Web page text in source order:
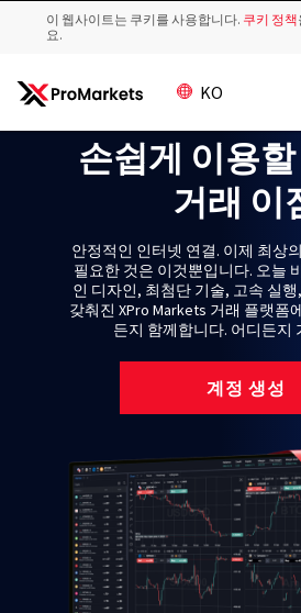
KO
손쉽게 이용
거래 이
안정적인 인터넷 연결. 이제 최상
필요한 것은 이것뿐입니다. 오늘
인 디자인, 최첨단 기술, 고속 실
갖춰진 XPro Markets 거래 플랫폼
든지 함께합니다. 어디든지
계정 생성
이 웹사이트는 쿠키를 사용합니다. 쿠키 정책
요.